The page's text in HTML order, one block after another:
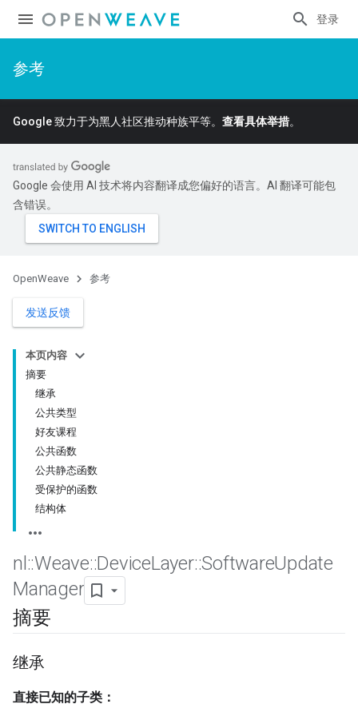
登录
参考
Google 致力于为黑人社区推动种族平等。 查看具体举措。
Google 会使用 AI 技术将内容翻译成您偏好的语言。AI 翻译可能包
含错误。
OpenWeave 参考
发送反馈
本页内容
摘要
继承
公共类型
好友课程
公共函数
公共静态函数
受保护的函数
结构体
nl ::Weave::DeviceLayer::SoftwareUpdate
Manager
摘要
继承
直接已知的子类：